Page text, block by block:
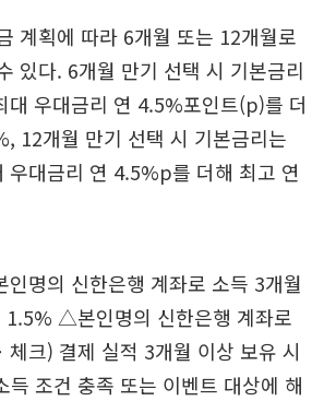
계획에 따라 6개월 또는 12개월로
있다. 6개월 만기 선택 시 기본금리
대 우대금리 연 4.5%포인트(p)를 더
12개월 만기 선택 시 기본금리는
우대금리 연 4.5%p를 더해 최고 연
명의 신한은행 계좌로 소득 3개월
1.5% △본인명의 신한은행 계좌로
체크) 결제 실적 3개월 이상 보유 시
조건 충족 또는 이벤트 대상에 해